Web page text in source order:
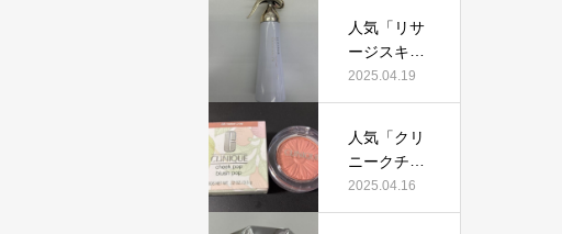
コミを検
証！
リーム」っ
て本当にお
すすめ？美
実際使用し
て口コミを
検証！
人気「リサ
ージスキン
メインテナ
イザーD
当におすす
め？美容マ
ニアの私が
2025.04.19
人気「クリ
ニークチー
クポップ」
って本当に
2025.04.16